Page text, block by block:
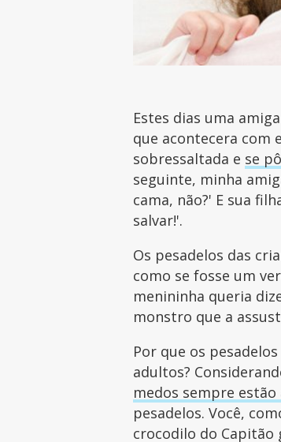
Estes dias uma
que acontecera com
sobressaltada e se
seguinte, minha
cama, não?' E sua
salvar!'.
Os pesadelos das
como se fosse um
menininha queria
monstro que a
Por que os
adultos?
medos sempre estão
pesadelos. Você,
crocodilo do Capitão